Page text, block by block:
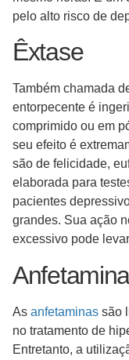
pelo alto risco de
Êxtase
Também chamada
entorpecente é
comprimido ou em
seu efeito é
são de felicidade,
elaborada para
pacientes
grandes. Sua ação
excessivo pode
As anfetaminas são
no tratamento de
Entretanto, a